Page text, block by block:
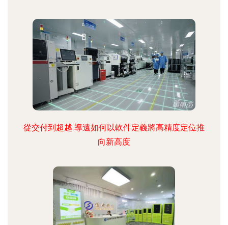
從交付到超越 導遠如何以軟件定義將高精度定位推
向新高度